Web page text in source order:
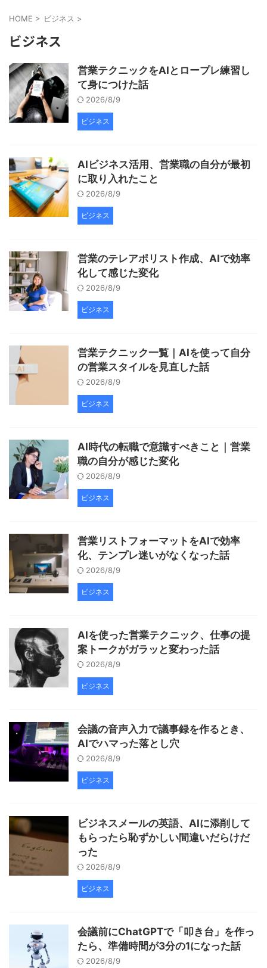
HOME > ビジネス >
ビジネス
営業テクニックをAIとロープレ練習し
て身につけた話
2026/8/9
ビジネス
AIビジネス活用、営業職の自分が最初
に取り入れたこと
2026/8/9
ビジネス
営業のテレアポリスト作成、AIで効率
化して感じた変化
2026/8/9
ビジネス
営業テクニック一覧｜AIを使って自分
の営業スタイルを見直した話
2026/8/9
ビジネス
AI時代の転職で意識すべきこと｜営業
職の自分が感じた変化
2026/8/9
ビジネス
営業リストフォーマットをAIで効率
化、テンプレ迷いがなくなった話
2026/8/9
ビジネス
AIを使った営業テクニック、仕事の提
案トークがガラッと変わった話
2026/8/9
ビジネス
会議の音声入力で議事録を作るとき、
AIでハマった落とし穴
2026/8/9
ビジネス
ビジネスメールの英語、AIに添削して
もらったら恥ずかしい間違いだらけだ
った
2026/8/9
ビジネス
会議前にChatGPTで「叩き台」を作っ
たら、準備時間が3分の1になった話
2026/8/9